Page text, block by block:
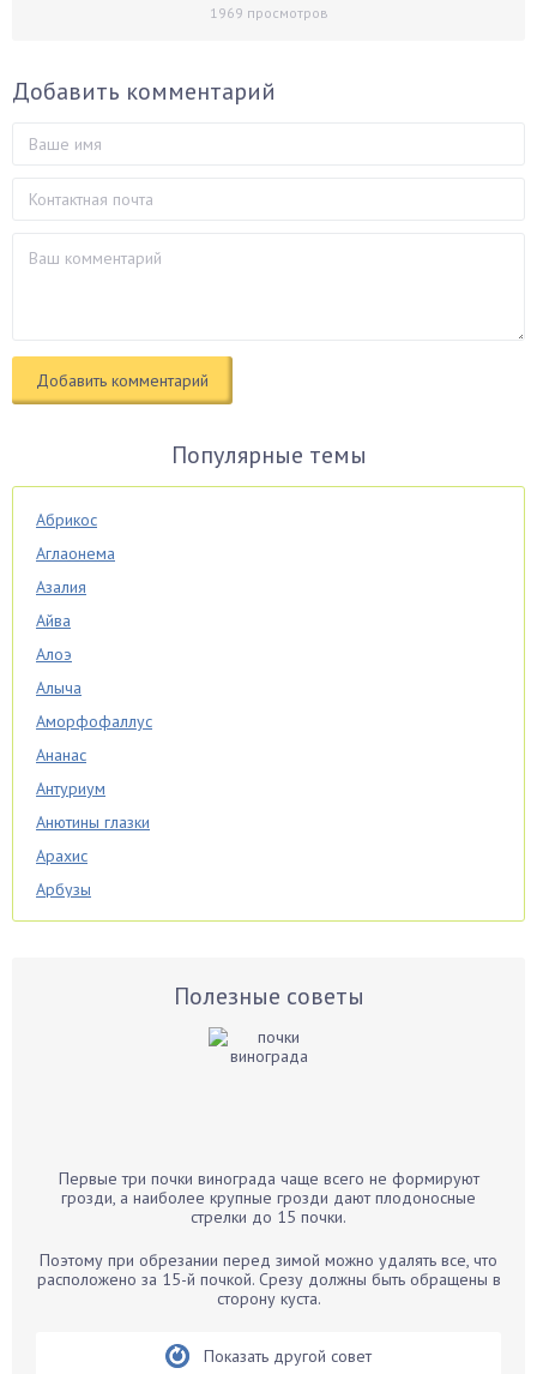
1969 просмотров
Добавить комментарий
Популярные темы
Абрикос
Аглаонема
Азалия
Айва
Алоэ
Алыча
Аморфофаллус
Ананас
Антуриум
Анютины глазки
Арахис
Арбузы
Аспарагус
Бархатцы
Белые грибы
Бирючина
Полезные советы
Первые три почки винограда чаще всего не формируют
грозди, а наиболее крупные грозди дают плодоносные
стрелки до 15 почки.
Поэтому при обрезании перед зимой можно удалять все, что
расположено за 15-й почкой. Срезу должны быть обращены в
сторону куста.
Показать другой совет